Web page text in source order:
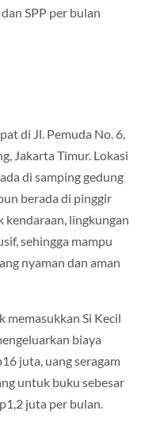
SPP per bulan
di Jl. Pemuda No. 6,
Jakarta Timur. Lokasi
di samping gedung
berada di pinggir
kendaraan, lingkungan
sehingga mampu
nyaman dan aman
memasukkan Si Kecil
biaya
juta, uang seragam
untuk buku sebesar
juta per bulan.